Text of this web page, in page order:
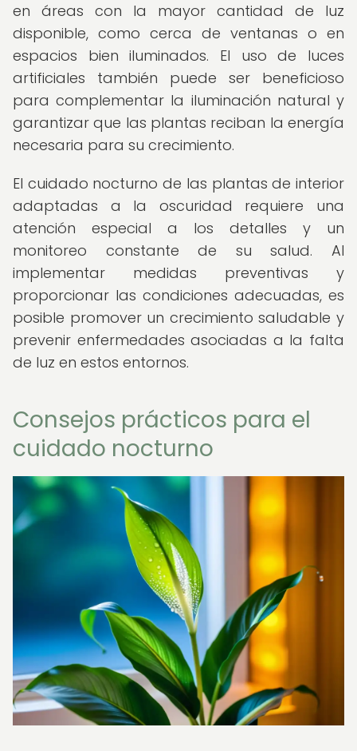
en áreas con la mayor cantidad de luz
disponible, como cerca de ventanas o en
espacios bien iluminados. El uso de luces
artificiales también puede ser beneficioso
para complementar la iluminación natural y
garantizar que las plantas reciban la energía
necesaria para su crecimiento.
El cuidado nocturno de las plantas de interior
adaptadas a la oscuridad requiere una
atención especial a los detalles y un
monitoreo constante de su salud. Al
implementar medidas preventivas y
proporcionar las condiciones adecuadas, es
posible promover un crecimiento saludable y
prevenir enfermedades asociadas a la falta
de luz en estos entornos.
Consejos prácticos para el
cuidado nocturno